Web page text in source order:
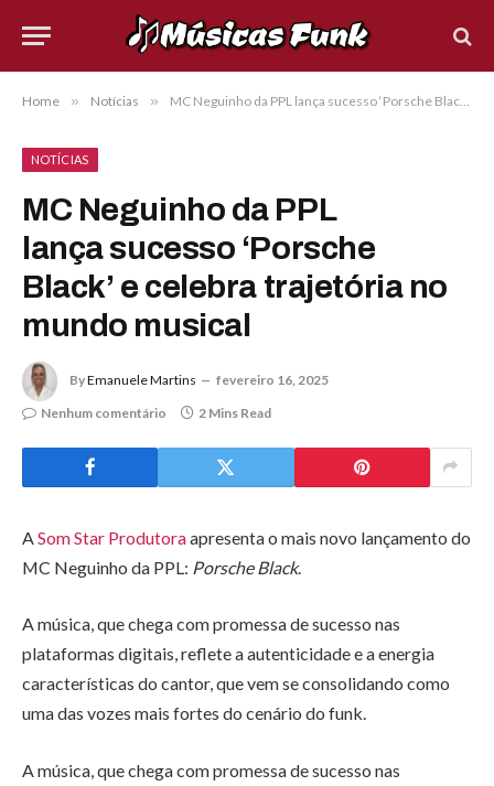
Home » Notícias » MC Neguinho da PPL lança sucesso ‘Porsche Black’ e celebra trajetória no mundo musical
NOTÍCIAS
MC Neguinho da PPL
lança sucesso ‘Porsche
Black’ e celebra trajetória no
mundo musical
ByEmanuele Martins
fevereiro 16, 2025
Nenhum comentário
2 Mins Read
ASom Star Produtoraapresenta o mais novo lançamento do
MC Neguinho da PPL: Porsche Black.
A música, que chega com promessa de sucesso nas
plataformas digitais, reflete a autenticidade e a energia
características do cantor, que vem se consolidando como
uma das vozes mais fortes do cenário do funk.
A música, que chega com promessa de sucesso nas